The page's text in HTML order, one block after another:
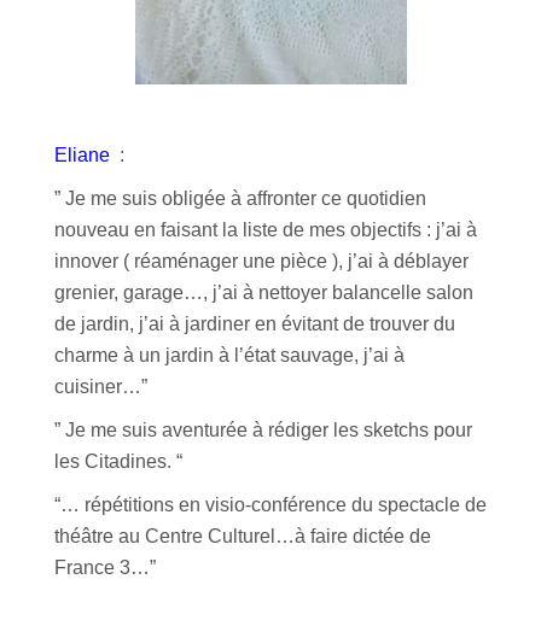
Eliane :
” Je me suis obligée à affronter ce quotidien
nouveau en faisant la liste de mes objectifs : j’ai à
innover ( réaménager une pièce ), j’ai à déblayer
grenier, garage…, j’ai à nettoyer balancelle salon
de jardin, j’ai à jardiner en évitant de trouver du
charme à un jardin à l’état sauvage, j’ai à
cuisiner…”
” Je me suis aventurée à rédiger les sketchs pour
les Citadines. “
“… répétitions en visio-conférence du spectacle de
théâtre au Centre Culturel…à faire dictée de
France 3…”